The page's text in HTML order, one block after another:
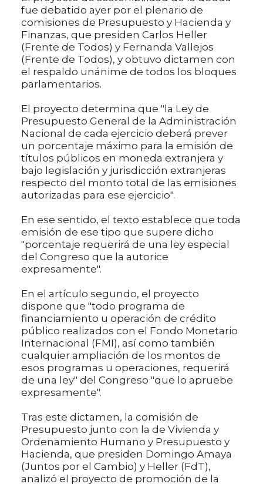
fue debatido ayer por el plenario de
comisiones de Presupuesto y Hacienda y
Finanzas, que presiden Carlos Heller
(Frente de Todos) y Fernanda Vallejos
(Frente de Todos), y obtuvo dictamen con
el respaldo unánime de todos los bloques
parlamentarios.
El proyecto determina que "la Ley de
Presupuesto General de la Administración
Nacional de cada ejercicio deberá prever
un porcentaje máximo para la emisión de
títulos públicos en moneda extranjera y
bajo legislación y jurisdicción extranjeras
respecto del monto total de las emisiones
autorizadas para ese ejercicio".
En ese sentido, el texto establece que toda
emisión de ese tipo que supere dicho
"porcentaje requerirá de una ley especial
del Congreso que la autorice
expresamente".
En el artículo segundo, el proyecto
dispone que "todo programa de
financiamiento u operación de crédito
público realizados con el Fondo Monetario
Internacional (FMI), así como también
cualquier ampliación de los montos de
esos programas u operaciones, requerirá
de una ley" del Congreso "que lo apruebe
expresamente".
Tras este dictamen, la comisión de
Presupuesto junto con la de Vivienda y
Ordenamiento Humano y Presupuesto y
Hacienda, que presiden Domingo Amaya
(Juntos por el Cambio) y Heller (FdT),
analizó el proyecto de promoción de la